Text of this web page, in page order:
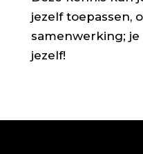
jezelf toepassen,
samenwerking;
jezelf!